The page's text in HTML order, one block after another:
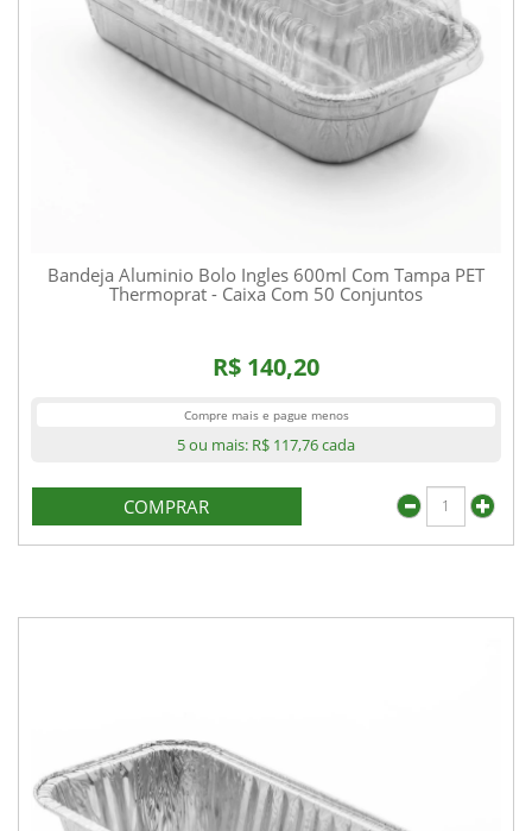
Bandeja Aluminio Bolo Ingles 600ml Com Tampa PET
Thermoprat - Caixa Com 50 Conjuntos
R$ 140,20
Compre mais e pague menos
5 ou mais: R$ 117,76cada
COMPRAR